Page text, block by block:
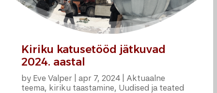
Kiriku katusetööd jätkuvad
2024. aastal
by Eve Valper apr 7, 2024
Aktuaalne
teema, kiriku taastamine, Uudised ja teated